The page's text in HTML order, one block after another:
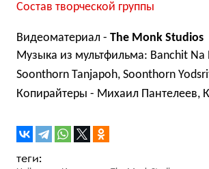
Состав творческой группы
Видеоматериал - The Monk Studios
Музыка из мультфильма: Banchit Na
Soonthorn Tanjapoh, Soonthorn
Копирайтеры - Михаил Пантелеев,